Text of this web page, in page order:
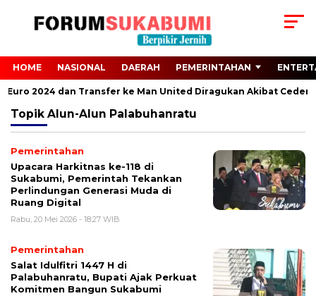
HOME NASIONAL DAERAH PEMERINTAHAN
2024 dan Transfer ke Man United Diragukan Akibat Cedera
Topik Alun-Alun Palabuhanratu
Pemerintahan
Upacara Harkitnas ke-118 di
Sukabumi, Pemerintah Tekankan
Perlindungan Generasi Muda di
Ruang Digital
Rabu, 20 Mei 2026 - 18:27 WIB
Pemerintahan
Salat Idulfitri 1447 H di
Palabuhanratu, Bupati Ajak Perkuat
Komitmen Bangun Sukabumi